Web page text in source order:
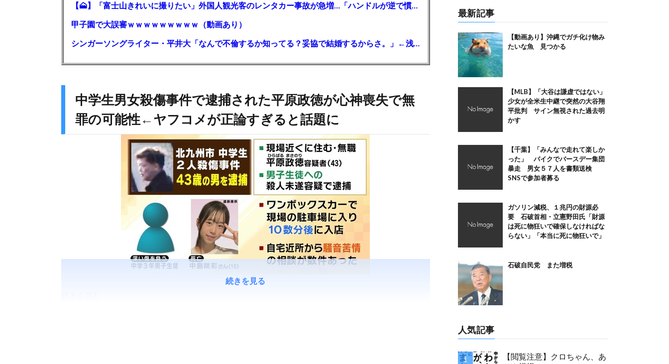
【🗻】「富士山きれいに撮りたい」外国人観光客のレンタカー事故が急増…「ハンドルが逆で慣れず」、道の狭さも
甲子園で大誤審ｗｗｗｗｗｗｗｗｗ（動画あり）
シンガーソングライター・平井大「なんで不倫するか知ってる？妥協で結婚するからさ。」←浅すぎると大炎上
中学生男女殺傷事件で逮捕された平原政徳が心神喪失で無
罪の可能性←ヤフコメが正論すぎると話題に
続きを見る
最新記事
【動画あり】沖縄でガチ化け物み
たいな魚 見つかる
【MLB】「大谷は謙虚ではない」
少女が全米生中継で突然の大谷翔
平批判 サイン無視された過去明
かす
【千葉】「みんなで走れて楽しか
った」 バイクでバースデー集団
暴走 男女５７人を書類送検
SNSで参加者募る
ガソリン減税、１兆円の財源必
要 石破首相・立憲野田氏「財源
は死に物狂いで確保しなければな
らない」「本当に死に物狂いで」
石破自民党 また増税
人気記事
【閲覧注意】クロちゃん、あ